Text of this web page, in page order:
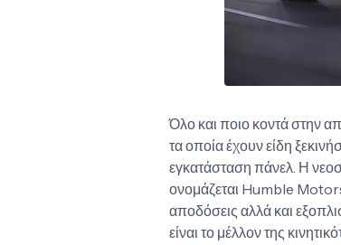
Όλο και ποιο κοντά στην
τα οποία έχουν είδη
εγκατάσταση πάνελ. Η
ονομάζεται Humble Motors
αποδόσεις αλλά και
είναι το μέλλον της